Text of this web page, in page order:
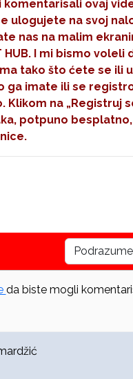
komentarisali ovaj
ulogujete na svoj
nas na malim
HUB. I mi bismo voleli
tako što ćete se ili
ga imate ili se
Klikom na „Registruj
potpuno
da biste mogli